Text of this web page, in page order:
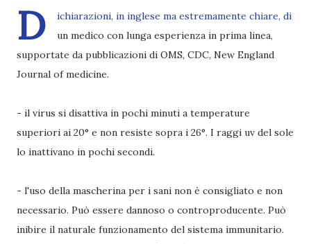
D
ichiarazioni, in inglese ma estremamente chiare, di
un medico con lunga esperienza in prima linea,
supportate da pubblicazioni di OMS, CDC, New England
Journal of medicine.
- il virus si disattiva in pochi minuti a temperature
superiori ai 20° e non resiste sopra i 26°. I raggi uv del sole
lo inattivano in pochi secondi.
- l'uso della mascherina per i sani non è consigliato e non
necessario. Può essere dannoso o controproducente. Può
inibire il naturale funzionamento del sistema immunitario.